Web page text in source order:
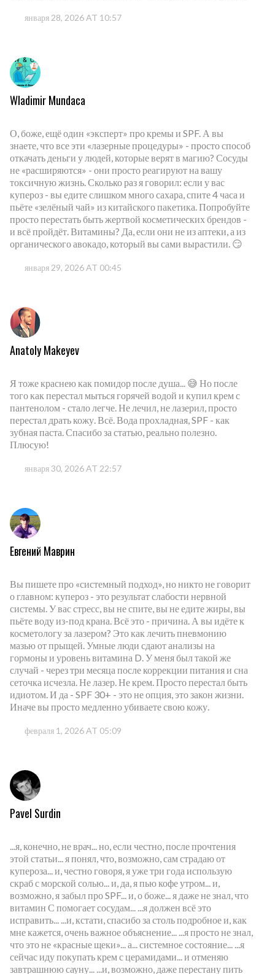
января 28, 2026 AT 10:57
Wladimir Mundaca
О, боже, ещё один «эксперт» про кремы и SPF. А вы
знаете, что все эти «лазерные процедуры» - просто способ
откачать деньги у людей, которые верят в магию? Сосуды
не «расширяются» - они просто реагируют на вашу
токсичную жизнь. Сколько раз я говорил: если у вас
купероз - вы едите слишком много сахара, спите 4 часа и
пьёте «зелёный чай» из китайского пакетика. Попробуйте
просто перестать быть жертвой косметических брендов -
и всё пройдёт. Витамины? Да, если они не из аптеки, а из
органического авокадо, который вы сами вырастили. 😏
января 29, 2026 AT 00:45
Anatoly Makeyev
Я тоже краснею как помидор после душа... 😅 Но после
того как перестал мыться горячей водой и купил крем с
пантенолом - стало легче. Не лечил, не лазерил, просто
перестал драть кожу. Всё. Вода прохладная, SPF - как
зубная паста. Спасибо за статью, реально полезно.
Плюсую!
января 30, 2026 AT 22:57
Евгений Маврин
Вы пишете про «системный подход», но никто не говорит
о главном: купероз - это результат слабости нервной
системы. У вас стресс, вы не спите, вы не едите жиры, вы
пьёте воду из-под крана. Всё это - причина. А вы идёте к
косметологу за лазером? Это как лечить пневмонию
мазью от прыщей. Умные люди сдают анализы на
гормоны и уровень витамина D. У меня был такой же
случай - через три месяца после коррекции питания и сна
сеточка исчезла. Не лазер. Не крем. Просто перестал быть
идиотом. И да - SPF 30+ - это не опция, это закон жизни.
Иначе вы просто медленно убиваете свою кожу.
февраля 1, 2026 AT 05:09
Pavel Surdin
...я, конечно, не врач... но, если честно, после прочтения
этой статьи... я понял, что, возможно, сам страдаю от
купероза... и, честно говоря, я уже три года использую
скраб с морской солью... и, да, я пью кофе утром... и,
возможно, я забыл про SPF... и, о боже... я даже не знал, что
витамин С помогает сосудам... ...я должен всё это
исправить... ...и, кстати, спасибо за столь подробное и, как
мне кажется, очень важное объяснение... ...я просто не знал,
что это не «красные щеки»... а... системное состояние... ...я
сейчас иду покупать крем с церамидами... и отменяю
завтрашнюю сауну... ...и, возможно, даже перестану пить